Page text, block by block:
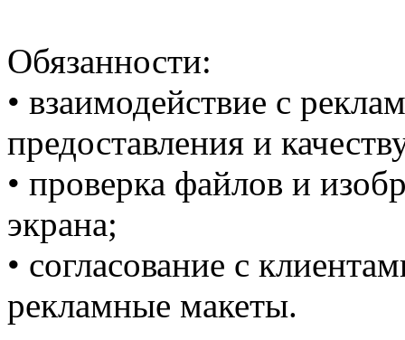
Обязанности:
• взаимодействие с
предоставления и
• проверка файлов и
экрана;
• согласование с
рекламные макеты.